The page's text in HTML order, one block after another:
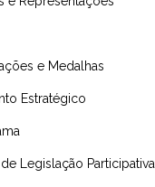
e Medalhas
Estratégico
Legislação Participativa